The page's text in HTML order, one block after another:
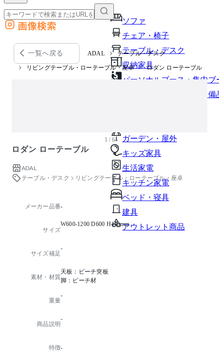
ソファ
チェア・椅子
テーブル・デスク
収納家具
パーソナルブース・集中ブ
オフィスアクセサリー・備
ガーデン・屋外
キッズ家具
生活家電
キッチン家電
ベッド・寝具
建具
アウトレット商品
外部サイトの商品をカートに追加
他のサイトで見つけた商品ページのURLを貼り付けて、カートに追加できます
画像検索
一覧へ戻る ADAL テーブル・デスク
リビングテーブル・ローテーブル・座卓 ロダン ローテーブル
1 / 6
ロダン ローテーブル
ADAL
テーブル・デスク
リビングテーブル・ローテーブル・座卓
メーカー品番-
サイズ
W600-1200 D600 H440mm
サイズ補足
-
素材・材質
天板：ビーチ突板
脚：ビーチ材
重量
-
商品説明
-
特徴-